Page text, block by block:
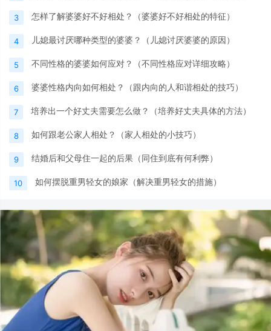
3 怎样了解婆婆好不好相处？（婆婆好不好相处的特征）
4 儿媳最讨厌哪种类型的婆婆？（儿媳讨厌婆婆的原因）
5 不同性格的婆婆如何应对？（不同性格应对详细攻略）
6 婆婆性格内向如何相处？（跟内向的人和谐相处的技巧）
7 培养出一个好丈夫需要怎么做？（培养好丈夫具体的方法）
8 如何跟老公家人相处？（家人相处的小技巧）
9 结婚后和父母住一起的后果（同住到底有何利弊）
10 如何摆脱重男轻女的娘家（解决重男轻女的措施）